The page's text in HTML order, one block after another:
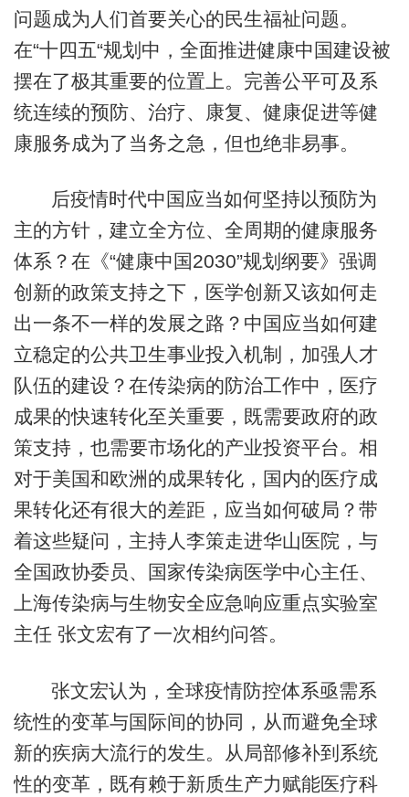
问题成为人们首要关心的民生福祉问题。
在“十四五“规划中，全面推进健康中国建设被
摆在了极其重要的位置上。完善公平可及系
统连续的预防、治疗、康复、健康促进等健
康服务成为了当务之急，但也绝非易事。
后疫情时代中国应当如何坚持以预防为
主的方针，建立全方位、全周期的健康服务
体系？在《“健康中国2030”规划纲要》强调
创新的政策支持之下，医学创新又该如何走
出一条不一样的发展之路？中国应当如何建
立稳定的公共卫生事业投入机制，加强人才
队伍的建设？在传染病的防治工作中，医疗
成果的快速转化至关重要，既需要政府的政
策支持，也需要市场化的产业投资平台。相
对于美国和欧洲的成果转化，国内的医疗成
果转化还有很大的差距，应当如何破局？带
着这些疑问，主持人李策走进华山医院，与
全国政协委员、国家传染病医学中心主任、
上海传染病与生物安全应急响应重点实验室
主任 张文宏有了一次相约问答。
张文宏认为，全球疫情防控体系亟需系
统性的变革与国际间的协同，从而避免全球
新的疾病大流行的发生。从局部修补到系统
性的变革，既有赖于新质生产力赋能医疗科